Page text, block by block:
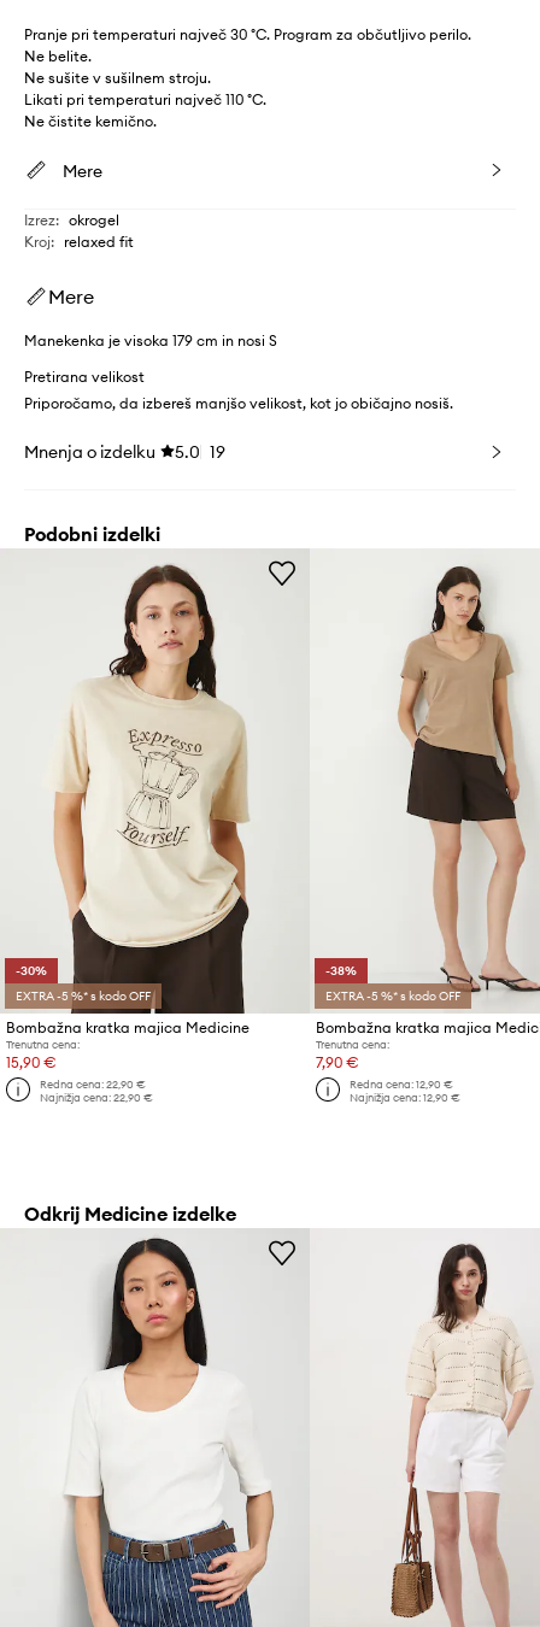
Pranje pri temperaturi največ 30 °C. Program za občutljivo perilo.
Ne belite.
Ne sušite v sušilnem stroju.
Likati pri temperaturi največ 110 °C.
Ne čistite kemično.
Mere
Izrez: okrogel
Kroj: relaxed fit
Mere
Manekenka je visoka 179 cm in nosi S
Pretirana velikost
Priporočamo, da izbereš manjšo velikost, kot jo običajno nosiš.
Mnenja o izdelku 5.0 19
Podobni izdelki
-30%
EXTRA -5 %* s kodo OFF
Bombažna kratka majica Medicine
Trenutna cena:
15,90 €
Redna cena:22,90 €
Najnižja cena:22,90 €
-38%
EXTRA -5 %* s kodo OFF
Bombažna kratka majica
Trenutna cena:
7,90 €
Redna cena:12,90 €
Najnižja cena:12,90 €
Odkrij Medicine izdelke